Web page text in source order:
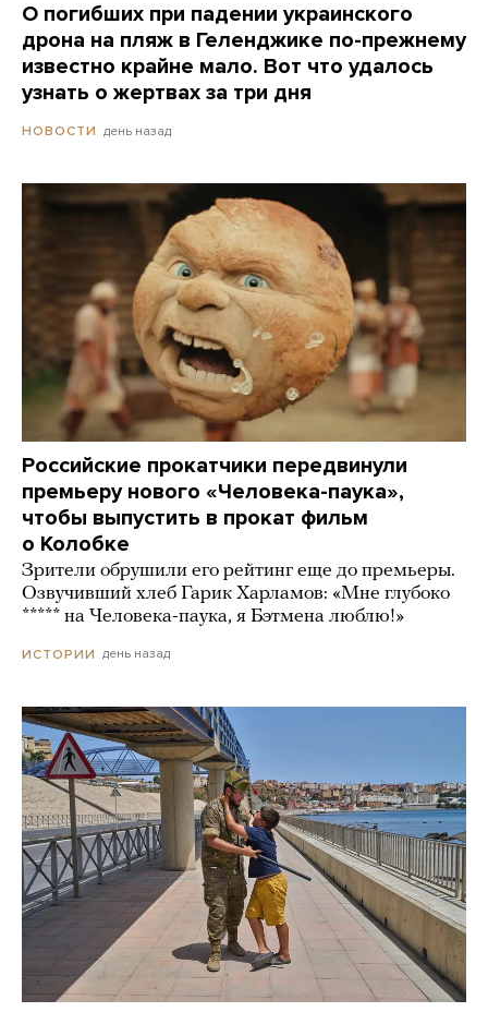
О погибших при падении украинского
дрона на пляж в Геленджике по-прежнему
известно крайне мало. Вот что удалось
узнать о жертвах за три дня
НОВОСТИ день назад
Российские прокатчики передвинули
премьеру нового «Человека-паука»,
чтобы выпустить в прокат фильм
о Колобке
Зрители обрушили его рейтинг еще до премьеры.
Озвучивший хлеб Гарик Харламов: «Мне глубоко
***** на Человека-паука, я Бэтмена люблю!»
ИСТОРИИ день назад